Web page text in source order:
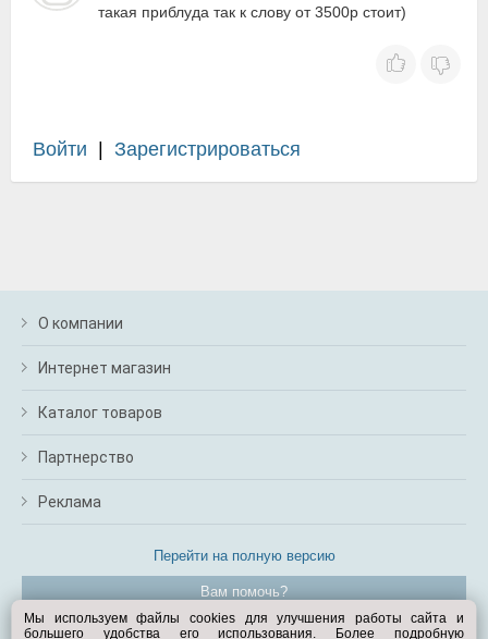
такая приблуда так к слову от 3500р стоит)
Войти Зарегистрироваться
О компании
Интернет магазин
Каталог товаров
Партнерство
Реклама
Перейти на полную версию
Вам помочь?
Мы используем файлы cookies для улучшения работы сайта и
большего удобства его использования. Более подробную